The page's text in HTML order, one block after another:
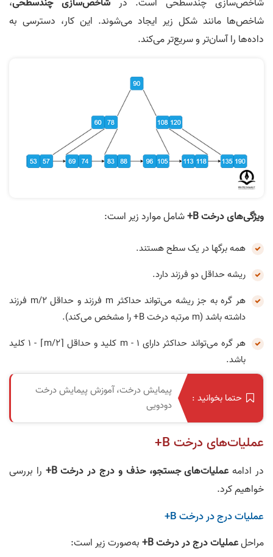
شاخص‌ها مانند شکل زیر ایجاد می‌شوند. این کار، دسترسی به
داده‌ها را آسان‌تر و سریع‌تر می‌کند.
ویژگی‌های درخت B+ شامل موارد زیر است:
همه برگها در یک سطح هستند.
ریشه حداقل دو فرزند دارد.
هر گره به جز ریشه می‌تواند حداکثر m فرزند و حداقل m/2 فرزند
داشته باشد (m مرتبه درخت B+ را مشخص می‌کند).
هر گره می‌تواند حداکثر دارای m - 1 کلید و حداقل ⌈m/2⌉ - 1 کلید
باشد.
حتما بخوانید :
پیمایش درخت، آموزش پیمایش درخت
دودویی
عملیات‌های درخت B+
در ادامه عملیات‌های جستجو، حذف و درج در درخت B+
را بررسی
خواهیم کرد.
عملیات درج در درخت B+
مراحلعملیات درج در درخت B+ به‌صورت زیر است: